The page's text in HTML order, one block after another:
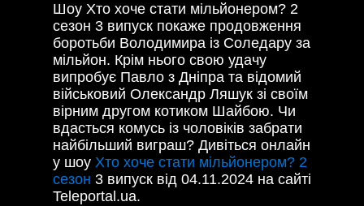
Шоу Хто хоче стати мільйонером? 2
сезон 3 випуск покаже продовження
боротьби Володимира із Соледару за
мільйон. Крім нього свою удачу
випробує Павло з Дніпра та відомий
військовий Олександр Ляшук зі своїм
вірним другом котиком Шайбою. Чи
вдасться комусь із чоловіків забрати
найбільший виграш? Дивіться онлайн
у шоу Хто хоче стати мільйонером? 2
сезон 3 випуск від 04.11.2024 на сайті
Teleportal.ua.